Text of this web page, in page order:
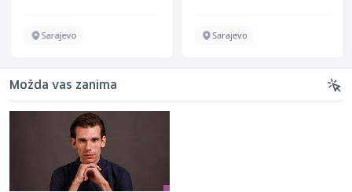
Sarajevo Sarajevo
Možda vas zanima